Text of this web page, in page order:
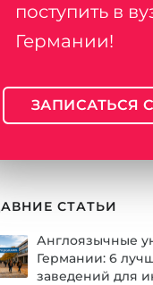
поступить в
Германии!
ЗАПИСАТЬСЯ
СТАТЬИ
Англоязычные
Германии: 6
заведений для